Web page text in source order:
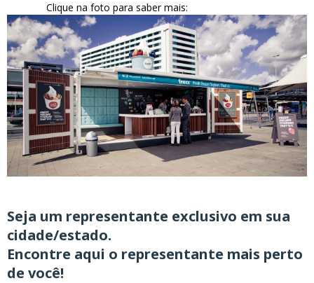
Clique na foto para saber mais:
Seja um representante exclusivo em sua
cidade/estado.
Encontre aqui o representante mais perto
de você!